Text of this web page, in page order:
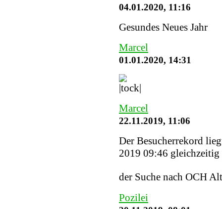
04.01.2020, 11:16
Gesundes Neues Jahr
Marcel
01.01.2020, 14:31
Marcel
22.11.2019, 11:06
Der Besucherrekord
2019 09:46
der Suche nach OCH
Pozilei